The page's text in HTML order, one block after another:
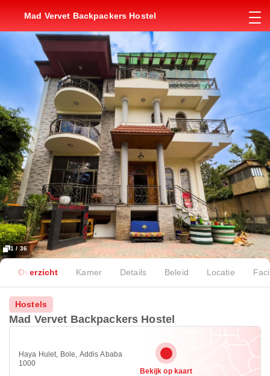
Mad Vervet Backpackers Hostel
1 / 36
Overzicht Kamer Details Beleid Locatie
Hostels
Mad Vervet Backpackers Hostel
Haya Hulet, Bole, Addis Ababa
1000
Bekijk op kaart